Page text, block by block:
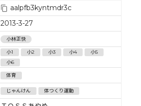
aalpfb3kyntmdr3c
2013-3-27
小林正快
小1 小2 小3 小4
小5
小6
体育
じゃんけん 体つくり運動